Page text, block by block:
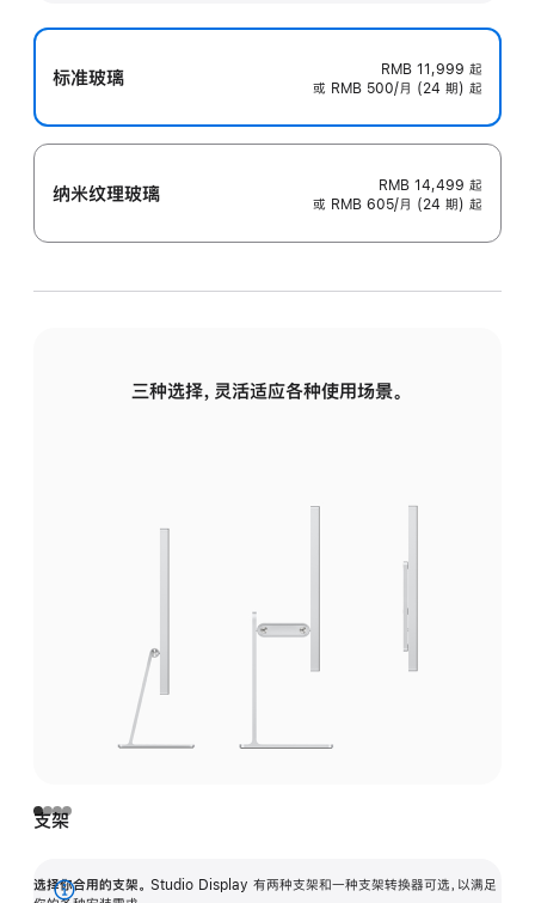
标准玻璃 RMB 11,999 起
或 RMB 500/月 (24 期) 起
纳米纹理玻璃 RMB 14,499 起
或 RMB 605/月 (24 期) 起
三种选择，灵活适应各种使用场景。
支架
选择你合用的支架。 Studio Display 有两种支架和一种支架转换器可选，以满足